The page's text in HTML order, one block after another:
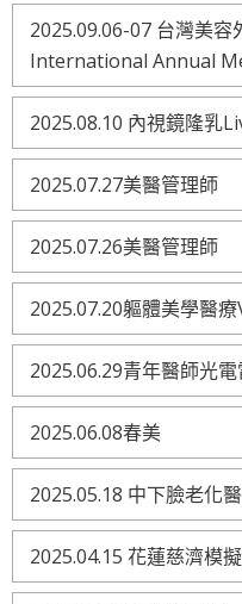
2025.09.06-07 台灣美容
International Annual
2025.08.10 內視鏡隆乳
2025.07.27美醫管理師
2025.07.26美醫管理師
2025.07.20軀體美學醫
2025.06.29青年醫師光
2025.06.08春美
2025.05.18 中下臉老化
2025.04.15 花蓮慈濟模